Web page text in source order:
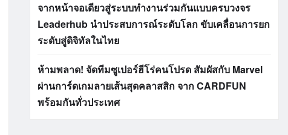
จากหน้าจอเดียวสู่ระบบทำงานร่วมกันแบบครบวงจร
Leaderhub นำประสบการณ์ระดับโลก ขับเคลื่อนการยก
ระดับสู่ดิจิทัลในไทย
ห้ามพลาด! จัดทีมซูเปอร์ฮีโร่คนโปรด สัมผัสกับ Marvel
ผ่านการ์ดเกมลายเส้นสุดคลาสสิก จาก CARDFUN
พร้อมกันทั่วประเทศ